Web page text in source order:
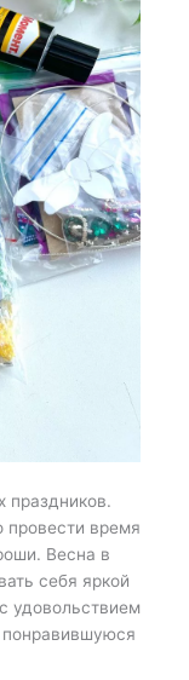
праздников.
время
Весна в
себя яркой
удовольствием